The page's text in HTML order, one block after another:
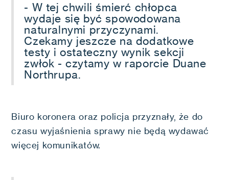
- W tej chwili śmierć chłopca
wydaje się być spowodowana
naturalnymi przyczynami.
Czekamy jeszcze na dodatkowe
testy i ostateczny wynik sekcji
zwłok - czytamy w raporcie Duane
Northrupa.
Biuro koronera oraz policja przyznały, że do
czasu wyjaśnienia sprawy nie będą wydawać
więcej komunikatów.